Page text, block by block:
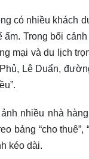
có nhiều khách
Trong bối
mại và du lịch
Lê Duẩn,
nhiều nhà
bảng “cho thuê”,
kéo dài.